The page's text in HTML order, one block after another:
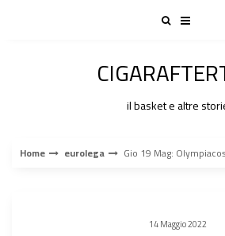
il basket e altre
Home eurolega Gio 19 Mag:
14 Maggio 2022